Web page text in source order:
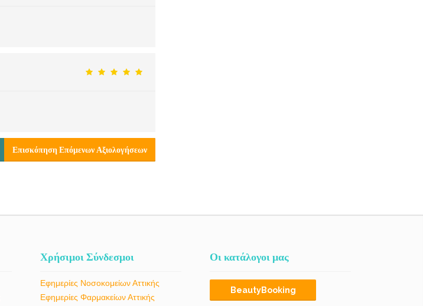
Επισκόπηση Επόμενων Αξιολογήσεων
Χρήσιμοι Σύνδεσμοι
Εφημερίες Νοσοκομείων Αττικής
Εφημερίες Φαρμακείων Αττικής
Οι κατάλογοι μας
BeautyBooking